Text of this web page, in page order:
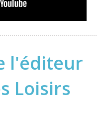
l'éditeur
Loisirs